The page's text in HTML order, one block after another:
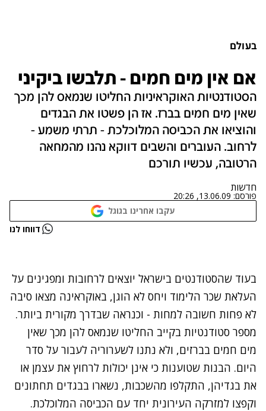
בעולם
אם אין מים חמים - תלבשו ביקיני
הסטודנטיות האוקראיניות החליטו שנמאס להן מכך
שאין מים חמים בברז. אז הן פשטו את הבגדים
והוציאו את הכביסה המלוכלכת - תרתי משמע -
לרחוב. העוברים והשבים דווקא נהנו מהמחאה
הרטובה, עכשיו תורכם
חדשות
פורסם: 13.06.09, 20:26
עקבו אחרינו בגוגל
נתקלנו בבעיה דווחו לנו
בעוד שהסטודנטים בישראל יוצאים לרחובות ומפגינים על
העלאת שכר הלימוד ויחס לא הוגן, באוקראינה מצאו סיבה
לא פחות חשובה למחות - וכנראה שבדרך מקורית ביותר.
מספר סטודנטיות בקייב החליטו שנמאס להן מכך שאין
מים חמים בברזים, ולא נתנו לשערוריה לעבור על סדר
היום. הבנות שטוענות כי אינן יכולות לרחוץ את עצמן או
את בגדיהן, התקלפו מהשכבות, נשארו בבגדים תחתונים
וקפצו למזרקה העירונית יחד עם הכביסה המלוכלכת.